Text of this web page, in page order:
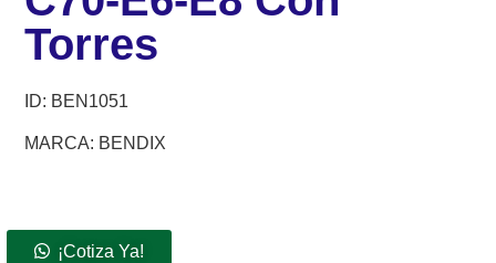
Torres
ID: BEN1051
MARCA: BENDIX
¡Cotiza Ya!